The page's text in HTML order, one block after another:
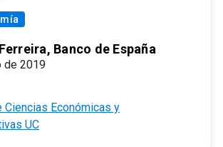
Banco de España
de 2019
Ciencias Económicas y
UC